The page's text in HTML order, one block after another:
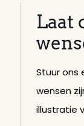
Laat
Stuur ons
wensen
illustratie